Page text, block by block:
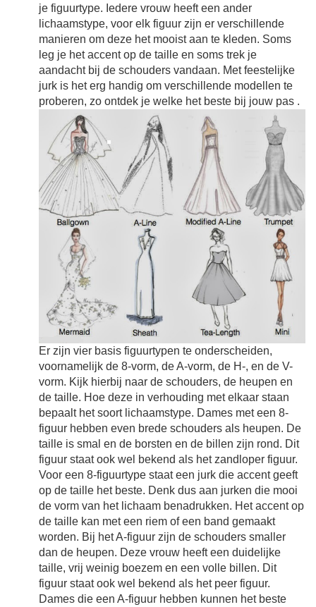
je figuurtype. Iedere vrouw heeft een ander
lichaamstype, voor elk figuur zijn er verschillende
manieren om deze het mooist aan te kleden. Soms
leg je het accent op de taille en soms trek je
aandacht bij de schouders vandaan. Met feestelijke
jurk is het erg handig om verschillende modellen te
proberen, zo ontdek je welke het beste bij jouw pas .
Er zijn vier basis figuurtypen te onderscheiden,
voornamelijk de 8-vorm, de A-vorm, de H-, en de V-
vorm. Kijk hierbij naar de schouders, de heupen en
de taille. Hoe deze in verhouding met elkaar staan
bepaalt het soort lichaamstype. Dames met een 8-
figuur hebben even brede schouders als heupen. De
taille is smal en de borsten en de billen zijn rond. Dit
figuur staat ook wel bekend als het zandloper figuur.
Voor een 8-figuurtype staat een jurk die accent geeft
op de taille het beste. Denk dus aan jurken die mooi
de vorm van het lichaam benadrukken. Het accent op
de taille kan met een riem of een band gemaakt
worden. Bij het A-figuur zijn de schouders smaller
dan de heupen. Deze vrouw heeft een duidelijke
taille, vrij weinig boezem en een volle billen. Dit
figuur staat ook wel bekend als het peer figuur.
Dames die een A-figuur hebben kunnen het beste